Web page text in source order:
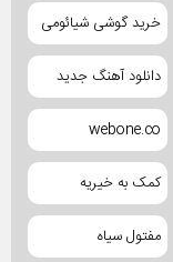
خرید گوشی شیائومی
دانلود آهنگ جدید
webone.co
کمک به خیریه
مفتول سیاه